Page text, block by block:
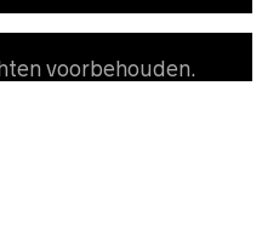
voorbehouden.